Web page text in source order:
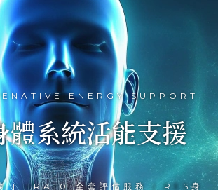
ENERGY SUPPORT
體系統活能支援
| HRA101全套評估服務 | RES身